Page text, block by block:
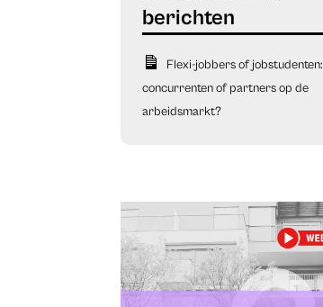
Flexi-jobbers of jobstudenten:
concurrenten of partners op de
arbeidsmarkt?